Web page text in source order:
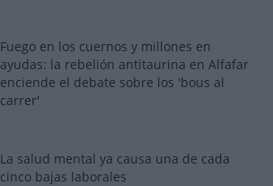
Fuego en los cuernos y millones en
ayudas: la rebelión antitaurina en Alfafar
enciende el debate sobre los 'bous al
carrer'
La salud mental ya causa una de cada
cinco bajas laborales